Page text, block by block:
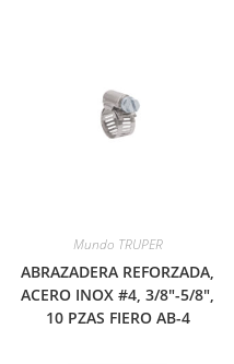
Mundo TRUPER
ABRAZADERA REFORZADA,
ACERO INOX #4, 3/8″-5/8″,
10 PZAS FIERO AB-4